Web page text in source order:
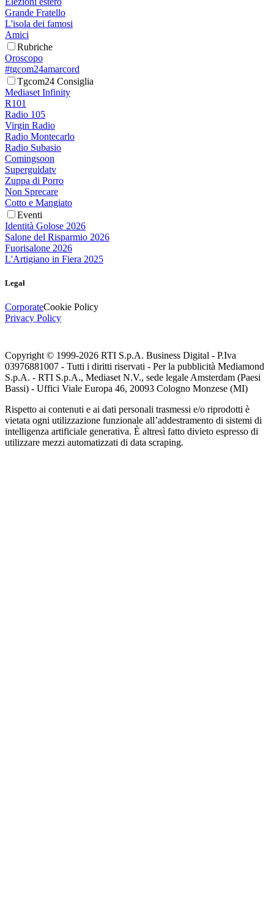
Grande Fratello
L'isola dei famosi
Amici
Rubriche
Oroscopo
#tgcom24amarcord
Tgcom24 Consiglia
Mediaset Infinity
R101
Radio 105
Virgin Radio
Radio Montecarlo
Radio Subasio
Comingsoon
Superguidatv
Zuppa di Porro
Non Sprecare
Cotto e Mangiato
Eventi
Identità Golose 2026
Salone del Risparmio 2026
Fuorisalone 2026
L'Artigiano in Fiera 2025
Legal
CorporateCookie Policy
Privacy Policy
Copyright © 1999-2026 RTI S.p.A. Business Digital - P.Iva
03976881007 - Tutti i diritti riservati - Per la pubblicità Mediamond
S.p.A. - RTI S.p.A., Mediaset N.V., sede legale Amsterdam (Paesi
Bassi) - Uffici Viale Europa 46, 20093 Cologno Monzese (MI)
Rispetto ai contenuti e ai dati personali trasmessi e/o riprodotti è
vietata ogni utilizzazione funzionale all’addestramento di sistemi di
intelligenza artificiale generativa. È altresì fatto divieto espresso di
utilizzare mezzi automatizzati di data scraping.